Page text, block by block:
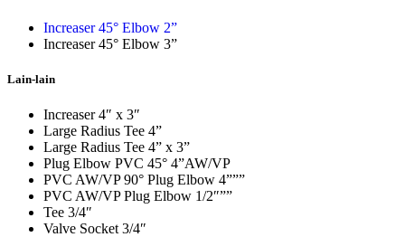
Increaser 45° Elbow 2”
Increaser 45° Elbow 3”
Lain-lain
Increaser 4″ x 3″
Large Radius Tee 4”
Large Radius Tee 4” x 3”
Plug Elbow PVC 45° 4”AW/VP
PVC AW/VP 90° Plug Elbow 4”””
PVC AW/VP Plug Elbow 1/2″””
Tee 3/4″
Valve Socket 3/4″